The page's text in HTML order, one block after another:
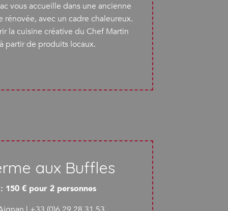
vous accueille dans une ancienne
rénovée, avec un cadre chaleureux.
la cuisine créative du Chef Martin
partir de produits locaux.
aux Buffles
150 € pour 2 personnes